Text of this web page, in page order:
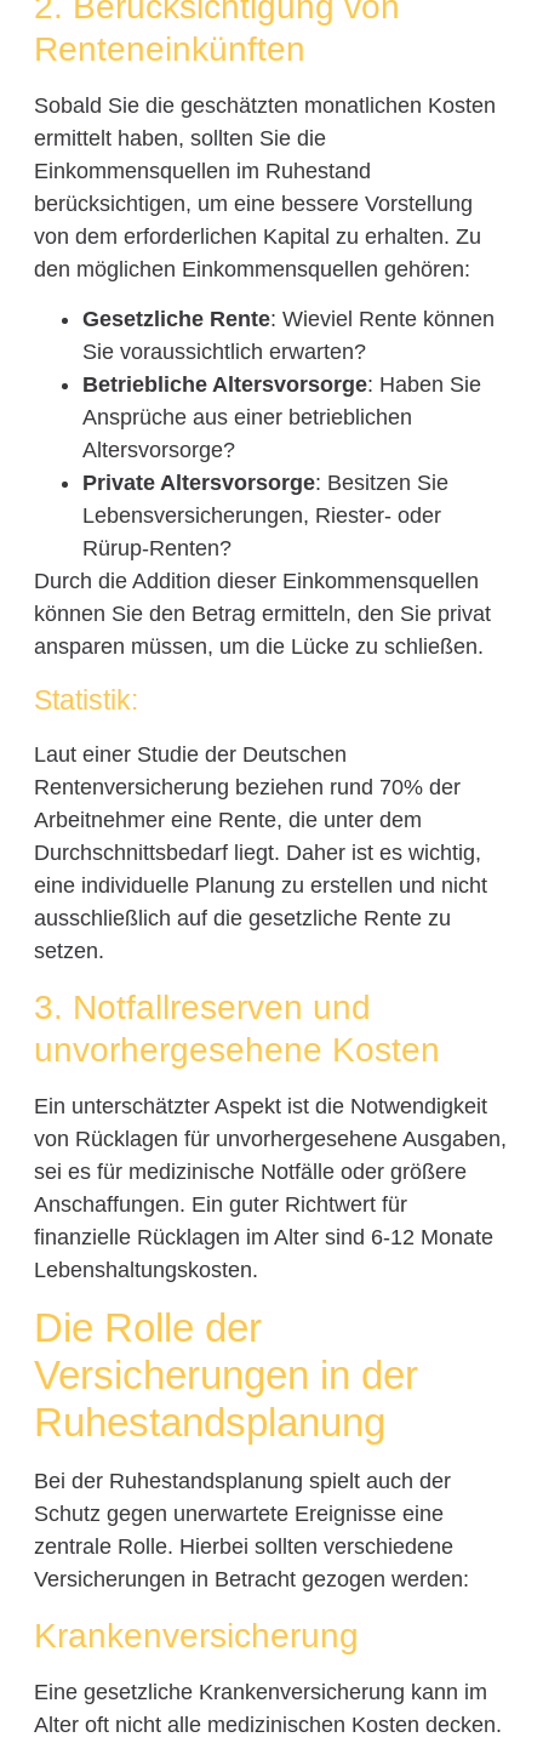
Renteneinkünften
Sobald Sie die geschätzten monatlichen Kosten
ermittelt haben, sollten Sie die
Einkommensquellen im Ruhestand
berücksichtigen, um eine bessere Vorstellung
von dem erforderlichen Kapital zu erhalten. Zu
den möglichen Einkommensquellen gehören:
Gesetzliche Rente: Wieviel Rente können
Sie voraussichtlich erwarten?
Betriebliche Altersvorsorge: Haben Sie
Ansprüche aus einer betrieblichen
Altersvorsorge?
Private Altersvorsorge: Besitzen Sie
Lebensversicherungen, Riester- oder
Rürup-Renten?
Durch die Addition dieser Einkommensquellen
können Sie den Betrag ermitteln, den Sie privat
ansparen müssen, um die Lücke zu schließen.
Statistik:
Laut einer Studie der Deutschen
Rentenversicherung beziehen rund 70% der
Arbeitnehmer eine Rente, die unter dem
Durchschnittsbedarf liegt. Daher ist es wichtig,
eine individuelle Planung zu erstellen und nicht
ausschließlich auf die gesetzliche Rente zu
setzen.
3. Notfallreserven und
unvorhergesehene Kosten
Ein unterschätzter Aspekt ist die Notwendigkeit
von Rücklagen für unvorhergesehene Ausgaben,
sei es für medizinische Notfälle oder größere
Anschaffungen. Ein guter Richtwert für
finanzielle Rücklagen im Alter sind 6-12 Monate
Lebenshaltungskosten.
Die Rolle der
Versicherungen in der
Ruhestandsplanung
Bei der Ruhestandsplanung spielt auch der
Schutz gegen unerwartete Ereignisse eine
zentrale Rolle. Hierbei sollten verschiedene
Versicherungen in Betracht gezogen werden:
Krankenversicherung
Eine gesetzliche Krankenversicherung kann im
Alter oft nicht alle medizinischen Kosten decken.